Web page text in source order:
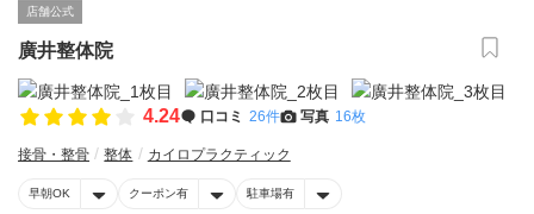
店舗公式
廣井整体院
4.24 口コミ 26件 写真 16枚
接骨・整骨 整体 カイロプラクティック
早朝OK クーポン有 駐車場有